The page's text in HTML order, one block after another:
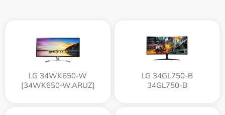
LG 34WK650-W
[34WK650-W.ARUZ]
LG 34GL750-B
34GL750-B